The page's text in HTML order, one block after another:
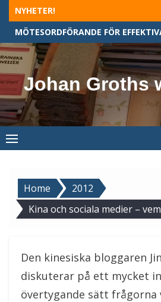
Skip
content
NYHETER!
Johan Groths
Home
2012
Kina och sociala medier –
Den kinesiska bloggaren
diskuterar på ett mycket
övertygande sätt frågorna